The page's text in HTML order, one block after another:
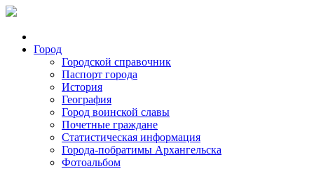
Город
Городской справочник
Паспорт города
История
География
Город воинской славы
Почетные граждане
Статистическая информация
Города-побратимы Архангельска
Фотоальбом